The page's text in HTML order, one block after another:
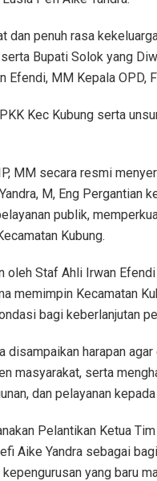
dan penuh rasa
Bupati Solok yang
MM Kepala OPD,
Kec Kubung serta
MM secara resmi
M, Eng Pergantian
publik,
Kubung.
oleh Staf Ahli Irwan
memimpin Kecamatan
bagi keberlanjutan
disampaikan harapan
masyarakat, serta
dan pelayanan kepada
Pelantikan Ketua
Aike Yandra sebagai
yang baru